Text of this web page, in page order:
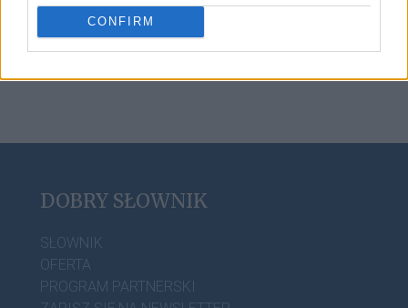
CONFIRM
DOBRY SŁOWNIK
SŁOWNIK
OFERTA
PROGRAM PARTNERSKI